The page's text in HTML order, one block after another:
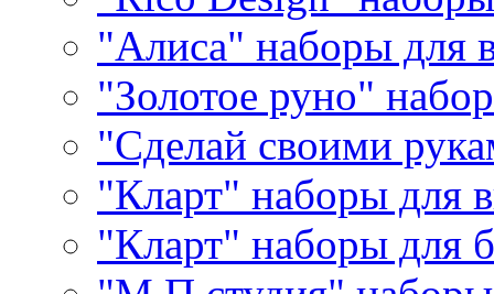
"Алиса" наборы для
"Золотое руно"
"Сделай своими
"Кларт" наборы для
"Кларт" наборы для